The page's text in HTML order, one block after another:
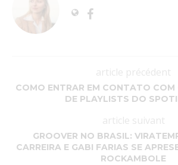
article précédent
COMO ENTRAR EM CONTATO COM
DE PLAYLISTS DO
article suivant
GROOVER NO BRASIL:
CARREIRA E GABI FARIAS SE
ROCKAMBOLE